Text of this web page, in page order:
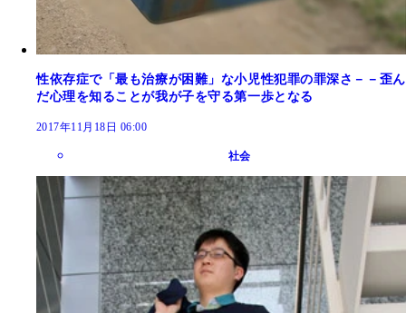
性依存症で「最も治療が困難」な小児性犯罪の罪深さ－－歪ん
だ心理を知ることが我が子を守る第一歩となる
2017年11月18日 06:00
社会